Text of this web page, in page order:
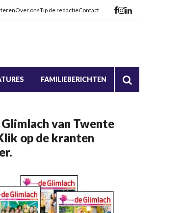
Over onsTip de redactieContact
FAMILIEBERICHTEN
Glimlach van Twente
op de kranten